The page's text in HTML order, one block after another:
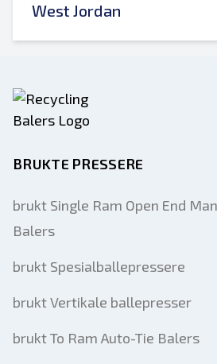
West Jordan
BRUKTE PRESSERE
brukt Single Ram Open End
Balers
brukt Spesialballepressere
brukt Vertikale ballepresser
brukt To Ram Auto-Tie Balers